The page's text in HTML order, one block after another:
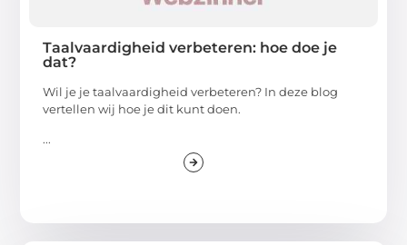
Taalvaardigheid verbeteren: hoe doe je
dat?
Wil je je taalvaardigheid verbeteren? In deze blog
vertellen wij hoe je dit kunt doen.
...